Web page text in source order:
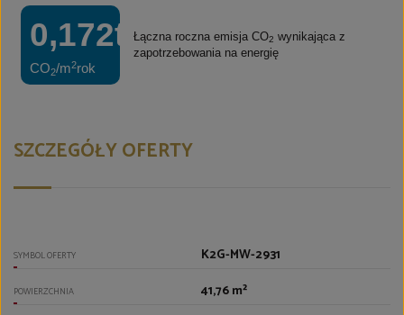
0,172t
CO2/m2rok
Łączna roczna emisja CO2 wynikająca z
zapotrzebowania na energię
SZCZEGÓŁY OFERTY
SYMBOL OFERTY K2G-MW-2931
POWIERZCHNIA 41,76 m²